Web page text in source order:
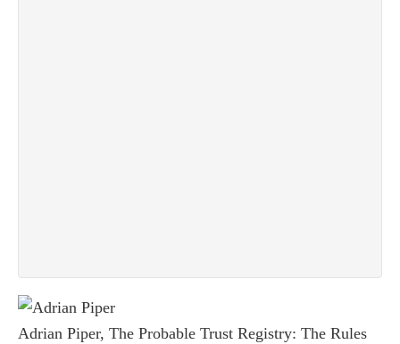
Adrian Piper, The Probable Trust Registry: The Rules